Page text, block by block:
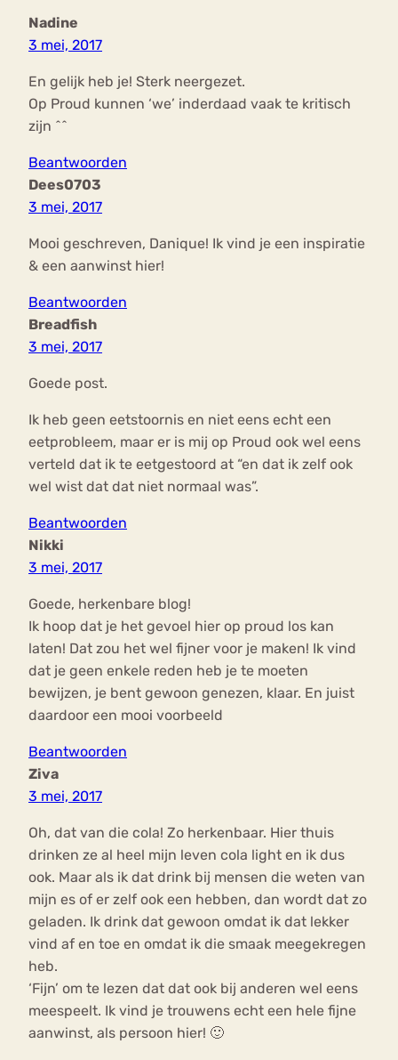
Nadine
3 mei, 2017
En gelijk heb je! Sterk neergezet.
Op Proud kunnen ‘we’ inderdaad vaak te kritisch
zijn ^^
Beantwoorden
Dees0703
3 mei, 2017
Mooi geschreven, Danique! Ik vind je een inspiratie
& een aanwinst hier!
Beantwoorden
Breadfish
3 mei, 2017
Goede post.
Ik heb geen eetstoornis en niet eens echt een
eetprobleem, maar er is mij op Proud ook wel eens
verteld dat ik te eetgestoord at “en dat ik zelf ook
wel wist dat dat niet normaal was”.
Beantwoorden
Nikki
3 mei, 2017
Goede, herkenbare blog!
Ik hoop dat je het gevoel hier op proud los kan
laten! Dat zou het wel fijner voor je maken! Ik vind
dat je geen enkele reden heb je te moeten
bewijzen, je bent gewoon genezen, klaar. En juist
daardoor een mooi voorbeeld
Beantwoorden
Ziva
3 mei, 2017
Oh, dat van die cola! Zo herkenbaar. Hier thuis
drinken ze al heel mijn leven cola light en ik dus
ook. Maar als ik dat drink bij mensen die weten van
mijn es of er zelf ook een hebben, dan wordt dat zo
geladen. Ik drink dat gewoon omdat ik dat lekker
vind af en toe en omdat ik die smaak meegekregen
heb.
‘Fijn’ om te lezen dat dat ook bij anderen wel eens
meespeelt. Ik vind je trouwens echt een hele fijne
aanwinst, als persoon hier! 🙂